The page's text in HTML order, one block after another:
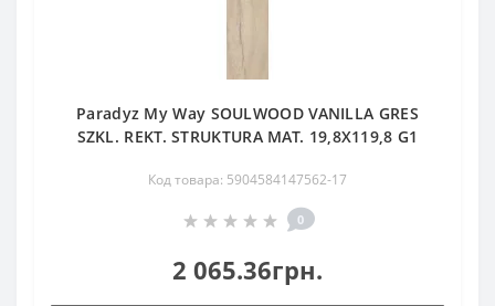
Paradyz My Way SOULWOOD VANILLA GRES
SZKL. REKT. STRUKTURA MAT. 19,8X119,8 G1
Код товара: 5904584147562-17
0
2 065.36грн.